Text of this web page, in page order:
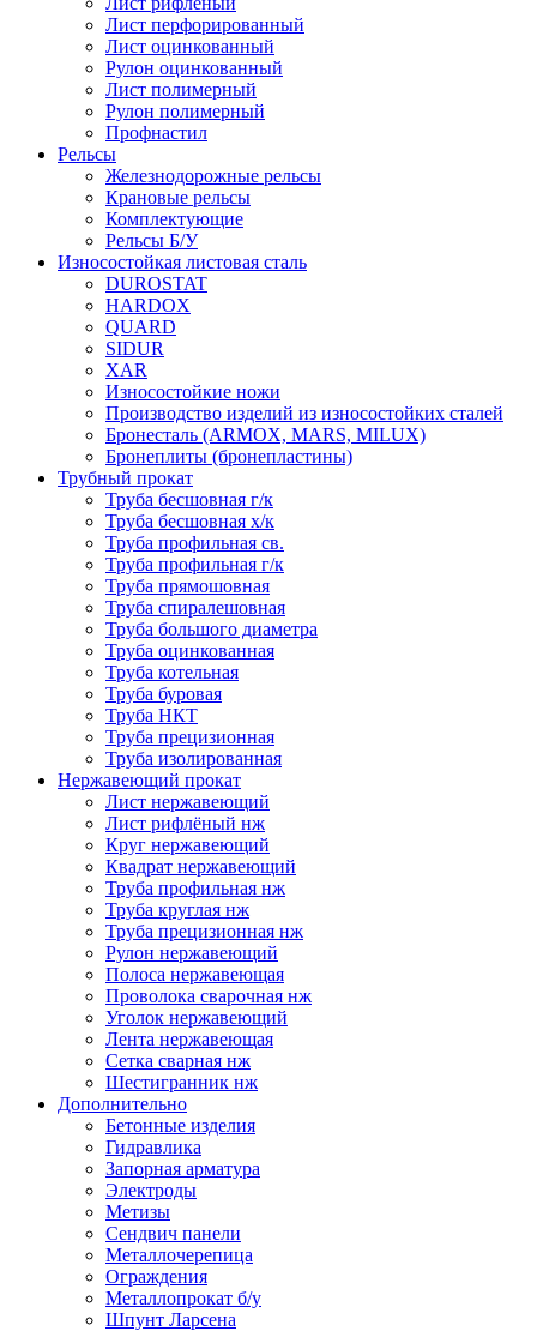
Лист перфорированный
Лист оцинкованный
Рулон оцинкованный
Лист полимерный
Рулон полимерный
Профнастил
Рельсы
Железнодорожные рельсы
Крановые рельсы
Комплектующие
Рельсы Б/У
Износостойкая листовая сталь
DUROSTAT
HARDOX
QUARD
SIDUR
XAR
Износостойкие ножи
Производство изделий из износостойких сталей
Бронесталь (ARMOX, MARS, MILUX)
Бронеплиты (бронепластины)
Трубный прокат
Труба бесшовная г/к
Труба бесшовная х/к
Труба профильная св.
Труба профильная г/к
Труба прямошовная
Труба спиралешовная
Труба большого диаметра
Труба оцинкованная
Труба котельная
Труба буровая
Труба НКТ
Труба прецизионная
Труба изолированная
Нержавеющий прокат
Лист нержавеющий
Лист рифлёный нж
Круг нержавеющий
Квадрат нержавеющий
Труба профильная нж
Труба круглая нж
Труба прецизионная нж
Рулон нержавеющий
Полоса нержавеющая
Проволока сварочная нж
Уголок нержавеющий
Лента нержавеющая
Сетка сварная нж
Шестигранник нж
Дополнительно
Бетонные изделия
Гидравлика
Запорная арматура
Электроды
Метизы
Сендвич панели
Металлочерепица
Ограждения
Металлопрокат б/у
Шпунт Ларсена